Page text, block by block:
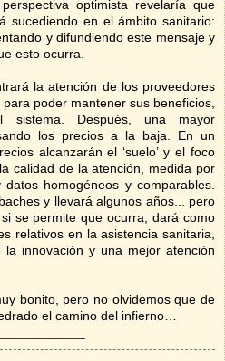
optimista revelaría que
sucediendo en el ámbito sanitario:
y difundiendo este mensaje y
esto ocurra.
la atención de los proveedores
poder mantener sus beneficios,
sistema. Después, una mayor
los precios a la baja. En un
alcanzarán el ‘suelo’ y el foco
calidad de la atención, medida por
homogéneos y comparables.
y llevará algunos años... pero
se permite que ocurra, dará como
relativos en la asistencia sanitaria,
innovación y una mejor atención
bonito, pero no olvidemos que de
el camino del infierno…